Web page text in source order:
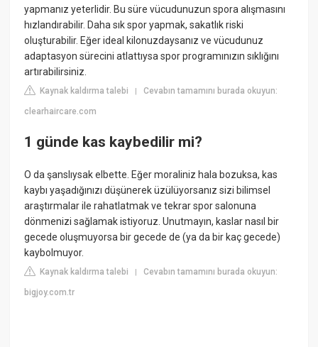
yapmanız yeterlidir. Bu süre vücudunuzun spora alışmasını
hızlandırabilir. Daha sık spor yapmak, sakatlık riski
oluşturabilir. Eğer ideal kilonuzdaysanız ve vücudunuz
adaptasyon sürecini atlattıysa spor programınızın sıklığını
artırabilirsiniz.
Kaynak kaldırma talebi |Cevabın tamamını burada okuyun:
clearhaircare.com
1 günde kas kaybedilir mi?
O da şanslıysak elbette. Eğer moraliniz hala bozuksa, kas
kaybı yaşadığınızı düşünerek üzülüyorsanız sizi bilimsel
araştırmalar ile rahatlatmak ve tekrar spor salonuna
dönmenizi sağlamak istiyoruz. Unutmayın, kaslar nasıl bir
gecede oluşmuyorsa bir gecede de (ya da bir kaç gecede)
kaybolmuyor.
Kaynak kaldırma talebi |Cevabın tamamını burada okuyun:
bigjoy.com.tr